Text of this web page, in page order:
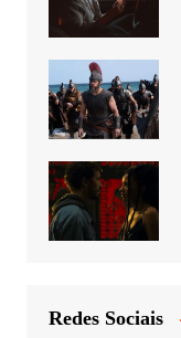
Redes Sociais